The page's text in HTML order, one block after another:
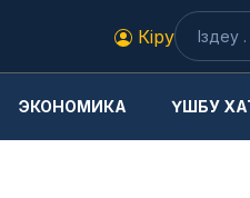
Кіру
ЭКОНОМИКА ҮШБУ